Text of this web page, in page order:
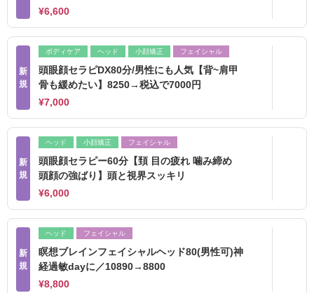
¥6,600
新
規
ボディケア ヘッド 小顔矯正 フェイシャル
頭眼顔セラピDX80分/男性にも人気【背~肩甲
骨も緩めたい】8250→税込で7000円
¥7,000
新
規
ヘッド 小顔矯正 フェイシャル
頭眼顔セラピー60分【頚 目の疲れ 噛み締め
頭顔の強ばり】頭と視界スッキリ
¥6,000
新
規
ヘッド フェイシャル
瞑想ブレインフェイシャルヘッド80(男性可)神
経過敏dayに／10890→8800
¥8,800